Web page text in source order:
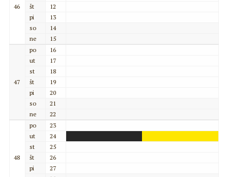
46
št
12
pi
13
so
14
ne
15
47
po
16
ut
17
st
18
št
19
pi
20
so
21
ne
22
48
po
23
ut
24
st
25
št
26
pi
27